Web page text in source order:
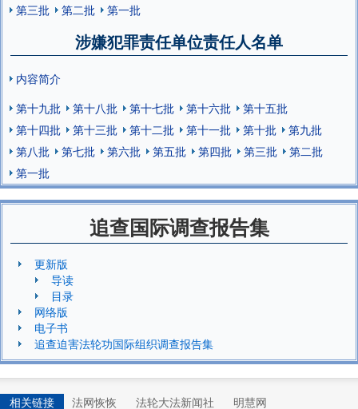
第三批
第二批 第一批
涉嫌犯罪责任单位责任人名单
内容简介
第十九批
第十八批 第十七批 第十六批
第十五批
第十四批
第十三批 第十二批 第十一批 第十批
第九批
第八批
第七批 第六批 第五批 第四批 第三批
第二批
第一批
追查国际调查报告集
更新版
导读
目录
网络版
电子书
追查迫害法轮功国际组织调查报告集
相关链接 法网恢恢 法轮大法新闻社 明慧网